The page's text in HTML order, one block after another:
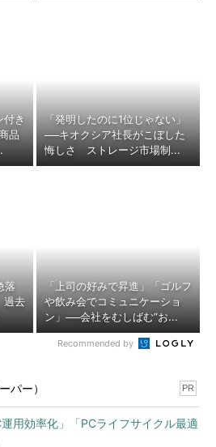
付き
品
「発明したのに1位じゃない」
──キオクシア社長がこぼした
悔しさ ストレージ市場制...
落
過去
「上司の好みで昇進」「ゴルフ
や飲み会でコミュニケーショ
ン」──会社をむしばむ“お...
Recommended by
パー） PR
用効率化」「PCライフサイクル最適